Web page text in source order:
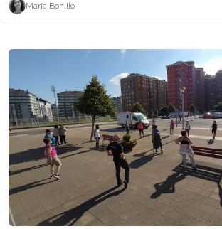
María Bonillo